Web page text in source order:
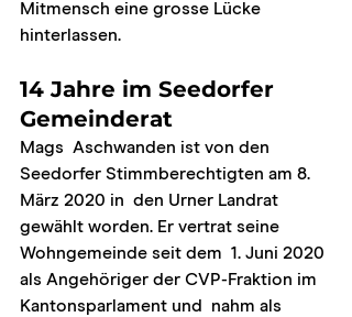
Mitmensch eine grosse Lücke
hinterlassen.
14 Jahre im Seedorfer
Gemeinderat
Mags  Aschwanden ist von den
Seedorfer Stimmberechtigten am 8.
März 2020 in  den Urner Landrat
gewählt worden. Er vertrat seine
Wohngemeinde seit dem  1. Juni 2020
als Angehöriger der CVP-Fraktion im
Kantonsparlament und  nahm als